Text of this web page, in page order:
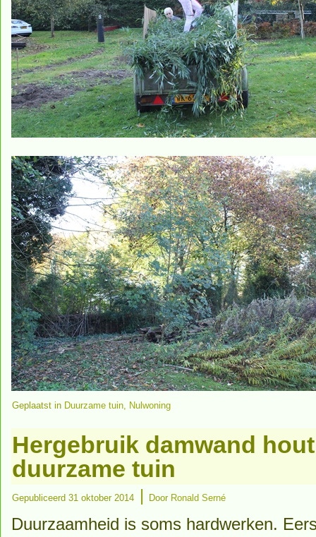
Geplaatst in Duurzame tuin, Nulwoning
Hergebruik damwand
duurzame tuin
Gepubliceerd 31 oktober 2014 | Door Ronald Serné
Duurzaamheid is soms hardwerken.